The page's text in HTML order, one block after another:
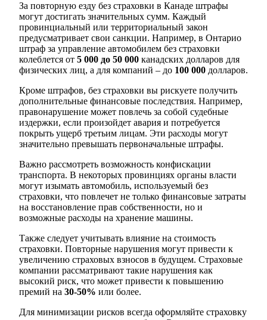
За повторную езду без страховки в Канаде штрафы
могут достигать значительных сумм. Каждый
провинциальный или территориальный закон
предусматривает свои санкции. Например, в Онтарио
штраф за управление автомобилем без страховки
колеблется от 5 000 до 50 000 канадских долларов для
физических лиц, а для компаний – до 100 000 долларов.
Кроме штрафов, без страховки вы рискуете получить
дополнительные финансовые последствия. Например,
правонарушение может повлечь за собой судебные
издержки, если произойдет авария и потребуется
покрыть ущерб третьим лицам. Эти расходы могут
значительно превышать первоначальные штрафы.
Важно рассмотреть возможность конфискации
транспорта. В некоторых провинциях органы власти
могут изымать автомобиль, используемый без
страховки, что повлечет не только финансовые затраты
на восстановление прав собственности, но и
возможные расходы на хранение машины.
Также следует учитывать влияние на стоимость
страховки. Повторные нарушения могут привести к
увеличению страховых взносов в будущем. Страховые
компании рассматривают такие нарушения как
высокий риск, что может привести к повышению
премий на 30-50% или более.
Для минимизации рисков всегда оформляйте страховку